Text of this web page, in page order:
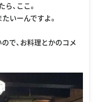
、ここ。
いーんですよ。
で、お料理とかのコメ